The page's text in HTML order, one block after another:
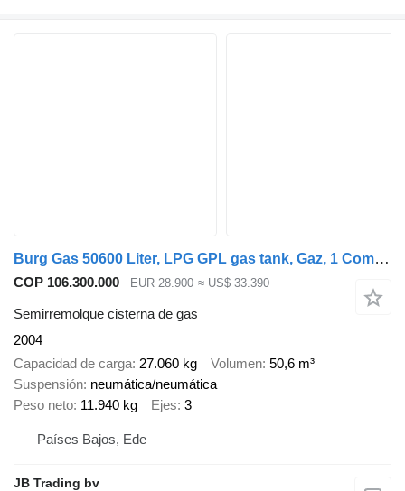
Burg Gas 50600 Liter, LPG GPL gas tank, Gaz, 1 Compartment
COP 106.300.000 EUR 28.900 ≈ US$ 33.390
Semirremolque cisterna de gas
2004
Capacidad de carga 27.060 kg Volumen 50,6 m³
Suspensión neumática/neumática
Peso neto 11.940 kg Ejes 3
Países Bajos, Ede
JB Trading bv